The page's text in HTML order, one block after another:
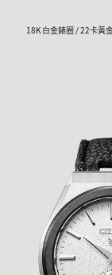
18K 白金錶圈 / 22卡黃